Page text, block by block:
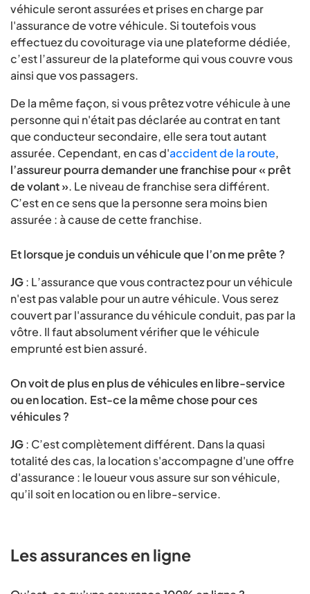
véhicule seront assurées et prises en charge par
l'assurance de votre véhicule. Si toutefois vous
effectuez du covoiturage via une plateforme dédiée,
c’est l’assureur de la plateforme qui vous couvre vous
ainsi que vos passagers.
De la même façon, si vous prêtez votre véhicule à une
personne qui n'était pas déclarée au contrat en tant
que conducteur secondaire, elle sera tout autant
assurée. Cependant, en cas d'accident de la route,
l’assureur pourra demander une franchise pour « prêt
de volant ». Le niveau de franchise sera différent.
C’est en ce sens que la personne sera moins bien
assurée : à cause de cette franchise.
Et lorsque je conduis un véhicule que l’on me prête ?
JG: L’assurance que vous contractez pour un véhicule
n'est pas valable pour un autre véhicule. Vous serez
couvert par l'assurance du véhicule conduit, pas par la
vôtre. Il faut absolument vérifier que le véhicule
emprunté est bien assuré.
On voit de plus en plus de véhicules en libre-service
ou en location. Est-ce la même chose pour ces
véhicules ?
JG: C’est complètement différent. Dans la quasi
totalité des cas, la location s'accompagne d'une offre
d'assurance : le loueur vous assure sur son véhicule,
qu’il soit en location ou en libre-service.
Les assurances en ligne